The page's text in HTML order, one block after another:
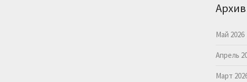
Архив
Май 2026
Апрель
Март